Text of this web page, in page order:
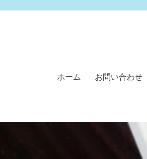
ホーム お問い合わせ